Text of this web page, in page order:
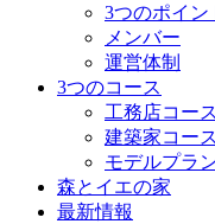
3つのポイン
メンバー
運営体制
3つのコース
工務店コース
建築家コース
モデルプラ
森とイエの家
最新情報